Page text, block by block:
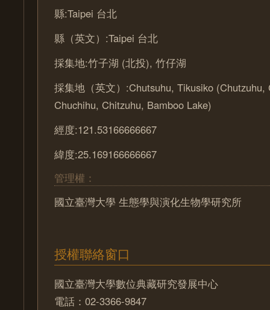
縣:Taipei 台北
縣（英文）:Taipei 台北
採集地:竹子湖 (北投), 竹仔湖
採集地（英文）:Chutsuhu, Tikusiko (Chutzuhu,
Chuchihu, Chitzuhu, Bamboo Lake)
經度:121.53166666667
緯度:25.169166666667
管理權：
國立臺灣大學 生態學與演化生物學研究所
授權聯絡窗口
國立臺灣大學數位典藏研究發展中心
電話：02-3366-9847